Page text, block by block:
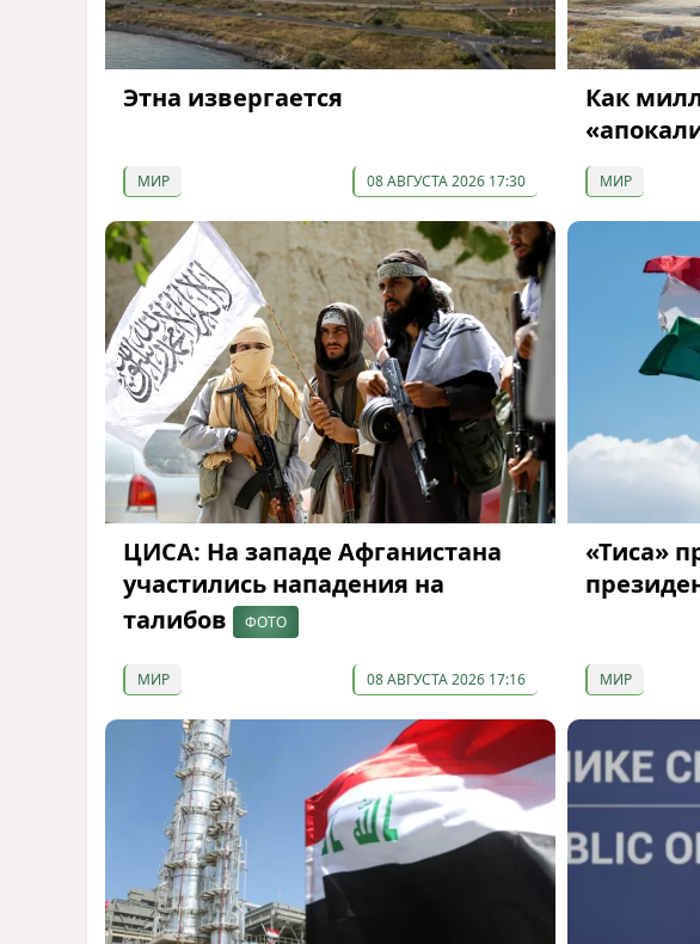
Этна извергается
МИР 08 АВГУСТА 2026 17:30
Как
МИР
ЦИСА: На западе Афганистана
участились нападения на
талибов
ФОТО
МИР 08 АВГУСТА 2026 17:16
«Тиса»
МИР